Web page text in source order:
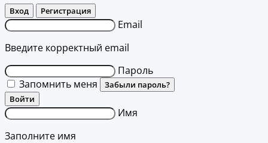
Вход Регистрация
Email
Введите корректный email
Пароль
Запомнить меня
Забыли пароль?
Войти
Имя
Заполните имя